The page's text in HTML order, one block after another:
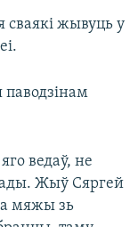
жывуць у
паводзінам
ведаў, не
Жыў Сяргей
мяжы зь